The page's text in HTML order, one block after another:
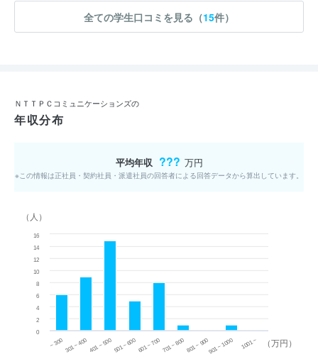
全ての学生口コミを見る（15件）
ＮＴＴＰＣコミュニケーションズの
年収分布
平均年収 ??? 万円
※この情報は正社員・契約社員・派遣社員の回答者による回答データから算出しています。
（万円）
（人）
~ 300 301 ~ 400 401 ~ 500501 ~ 600601 ~ 700701 ~ 800801 ~ 900901 ~ 1000 1001 ~
0
2
4
6
8
10
12
14
16